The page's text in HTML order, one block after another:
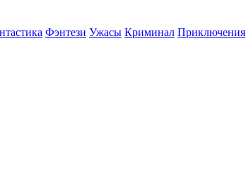
Фэнтези Ужасы Криминал Приключения